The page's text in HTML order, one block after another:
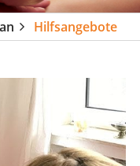
Hilfsangebote